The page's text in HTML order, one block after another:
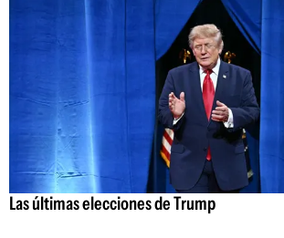
Las últimas elecciones de Trump